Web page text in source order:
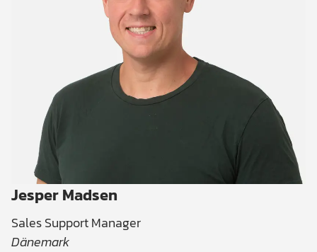
Jesper Madsen
Sales Support Manager
Dänemark